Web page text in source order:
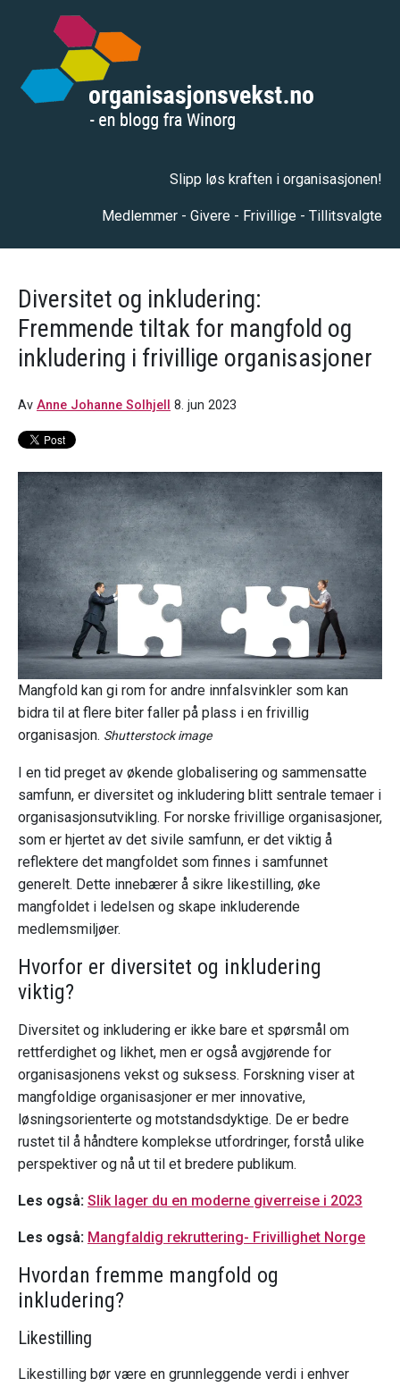
Slipp løs kraften i organisasjonen!
Medlemmer - Givere - Frivillige - Tillitsvalgte
Diversitet og inkludering:
Fremmende tiltak for mangfold og
inkludering i frivillige organisasjoner
Av Anne Johanne Solhjell 8. jun 2023
Mangfold kan gi rom for andre innfalsvinkler som kan
bidra til at flere biter faller på plass i en frivillig
organisasjon. Shutterstock image
I en tid preget av økende globalisering og sammensatte
samfunn, er diversitet og inkludering blitt sentrale temaer i
organisasjonsutvikling. For norske frivillige organisasjoner,
som er hjertet av det sivile samfunn, er det viktig å
reflektere det mangfoldet som finnes i samfunnet
generelt. Dette innebærer å sikre likestilling, øke
mangfoldet i ledelsen og skape inkluderende
medlemsmiljøer.
Hvorfor er diversitet og inkludering
viktig?
Diversitet og inkludering er ikke bare et spørsmål om
rettferdighet og likhet, men er også avgjørende for
organisasjonens vekst og suksess. Forskning viser at
mangfoldige organisasjoner er mer innovative,
løsningsorienterte og motstandsdyktige. De er bedre
rustet til å håndtere komplekse utfordringer, forstå ulike
perspektiver og nå ut til et bredere publikum.
Les også: Slik lager du en moderne giverreise i 2023
Les også: Mangfaldig rekruttering- Frivillighet Norge
Hvordan fremme mangfold og
inkludering?
Likestilling
Likestilling bør være en grunnleggende verdi i enhver